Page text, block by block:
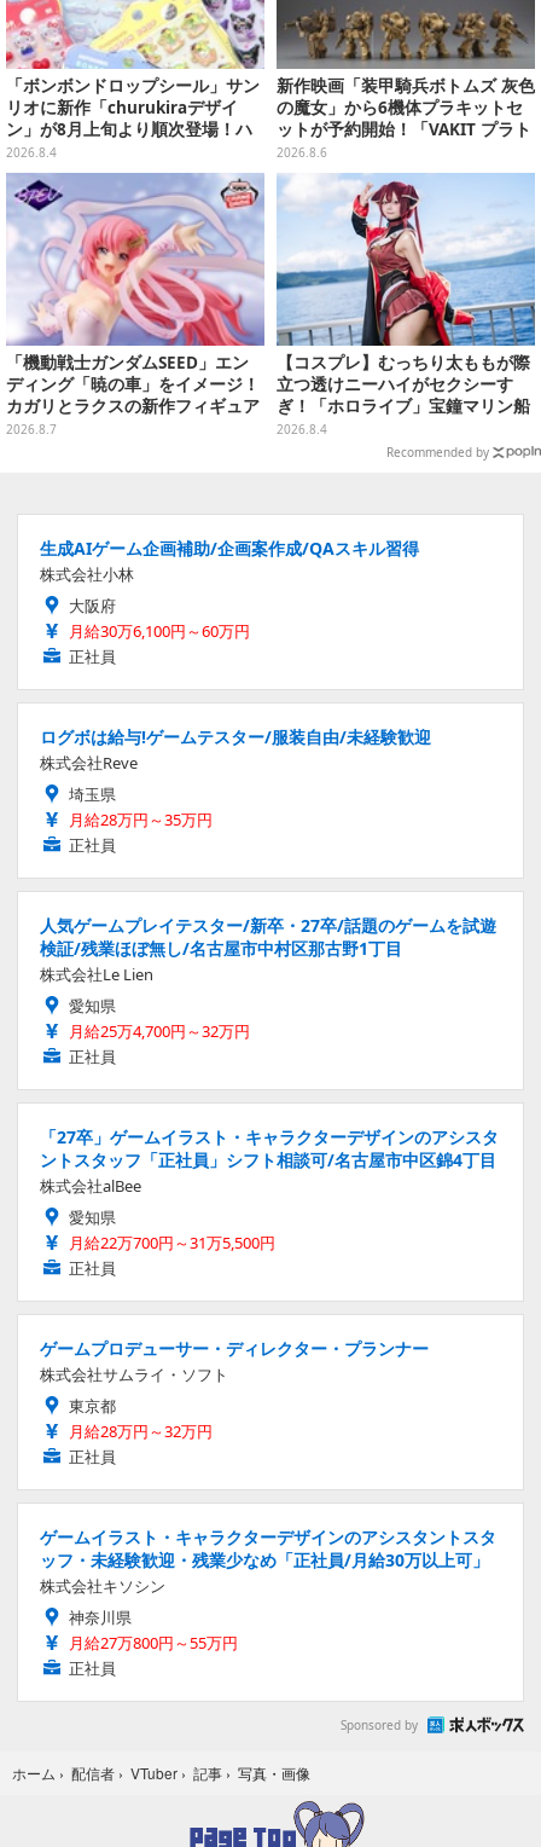
「ボンボンドロップシール」サン
リオに新作「churukiraデザイ
ン」が8月上旬より順次登場！ハ
ローキティ、はぴだんぶいなど全
8種類
2026.8.4
新作映画「装甲騎兵ボトムズ 灰色
の魔女」から6機体プラキットセ
ットが予約開始！「VAKIT プラト
ーン」第1弾、各部関節可動仕様
2026.8.6
「機動戦士ガンダムSEED」エン
ディング「暁の車」をイメージ！
カガリとラクスの新作フィギュア
がプライズに
2026.8.7
【コスプレ】むっちり太ももが際
立つ透けニーハイがセクシーす
ぎ！「ホロライブ」宝鐘マリン船
長が反則級の可愛いへそ出し姿で
魅せる【写真8枚】
2026.8.4
Recommended by
生成AIゲーム企画補助/企画案作成/QAスキル習得
株式会社小林
大阪府
月給30万6,100円～60万円
正社員
ログボは給与!ゲームテスター/服装自由/未経験歓迎
株式会社Reve
埼玉県
月給28万円～35万円
正社員
人気ゲームプレイテスター/新卒・27卒/話題のゲームを試遊
検証/残業ほぼ無し/名古屋市中村区那古野1丁目
株式会社Le Lien
愛知県
月給25万4,700円～32万円
正社員
「27卒」ゲームイラスト・キャラクターデザインのアシスタ
ントスタッフ「正社員」シフト相談可/名古屋市中区錦4丁目
株式会社alBee
愛知県
月給22万700円～31万5,500円
正社員
ゲームプロデューサー・ディレクター・プランナー
株式会社サムライ・ソフト
東京都
月給28万円～32万円
正社員
ゲームイラスト・キャラクターデザインのアシスタントスタ
ッフ・未経験歓迎・残業少なめ「正社員/月給30万以上可」
株式会社キソシン
神奈川県
月給27万800円～55万円
正社員
Sponsored by
ホーム › 配信者 › VTuber › 記事 › 写真・画像